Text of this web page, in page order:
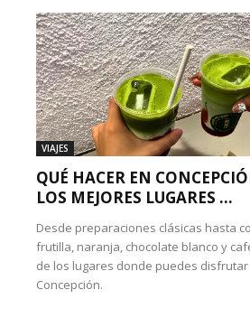
VIAJES
QUÉ HACER EN
LOS MEJORES LUGARES ...
Desde preparaciones clásicas hasta
frutilla, naranja, chocolate blanco y
de los lugares donde puedes
Concepción.